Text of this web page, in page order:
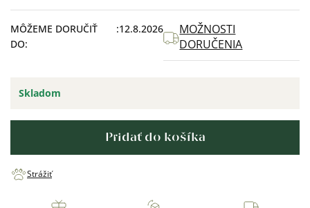
cena:
Skladom
MÔŽEME DORUČIŤ
DO:
12.8.2026
MOŽNOSTI
DORUČENIA
Pridať do košíka
Strážiť